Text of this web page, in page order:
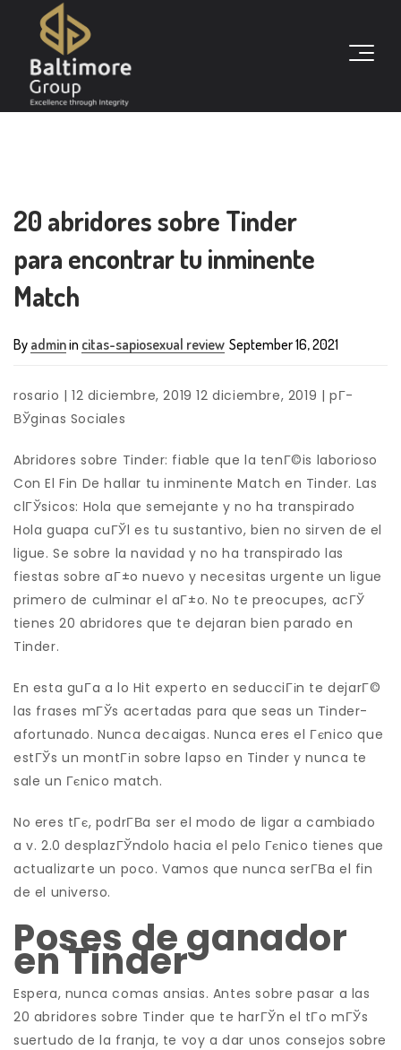
20 abridores sobre Tinder
para encontrar tu inminente
Match
By adminin citas-sapiosexual review September 16, 2021
rosario | 12 diciembre, 2019 12 diciembre, 2019 | pГ­
ВЎginas Sociales
Abridores sobre Tinder: fiable que la tenГ©is laborioso
Con El Fin De hallar tu inminente Match en Tinder. Las
clГЎsicos: Hola que semejante y no ha transpirado
Hola guapa cuГЎl es tu sustantivo, bien no sirven de el
ligue. Se sobre la navidad y no ha transpirado las
fiestas sobre aГ±o nuevo y necesitas urgente un ligue
primero de culminar el aГ±o. No te preocupes, acГЎ
tienes 20 abridores que te dejaran bien parado en
Tinder.
En esta guГ­a a lo Hit experto en seducciГіn te dejarГ©
las frases mГЎs acertadas para que seas un Tinder-
afortunado. Nunca decaigas. Nunca eres el Гєnico que
estГЎs un montГіn sobre lapso en Tinder y nunca te
sale un Гєnico match.
No eres tГє, podrГ­В­a ser el modo de ligar a cambiado
a v. 2.0 desplazГЎndolo hacia el pelo Гєnico tienes que
actualizarte un poco. Vamos que nunca serГ­В­a el fin
de el universo.
Poses de ganador
en Tinder
Espera, nunca comas ansias. Antes sobre pasar a las
20 abridores sobre Tinder que te harГЎn el tГ­o mГЎs
suertudo de la franja, te voy a dar unos consejos sobre